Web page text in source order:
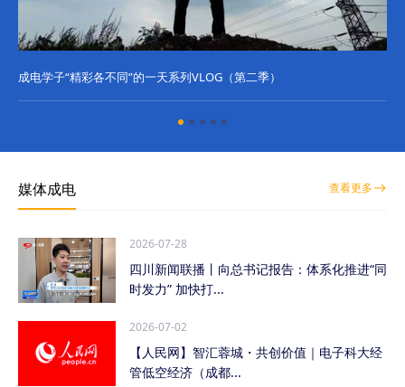
成电学子“精彩各不同”的一天系列VLOG（第二季）
媒体成电 查看更多
2026-07-28
四川新闻联播丨向总书记报告：体系化推进“同
时发力” 加快打...
2026-07-02
【人民网】智汇蓉城・共创价值｜电子科大经
管低空经济（成都...